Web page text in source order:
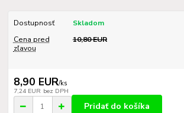
Dostupnosť
Skladom
Cena pred
zľavou
10,80 EUR
8,90 EUR/ks
7,24 EUR bez DPH
Pridať do košíka